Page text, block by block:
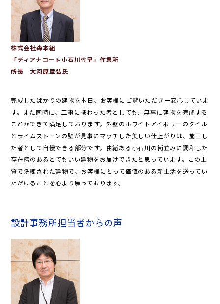
株式会社森本組
「ディアナコート小石川竹早」作業所
所長 大河原章弘氏
完成したばかりの建物を本日、お客様にご覧いただき一安心していま
す。また同時に、工事に携わった者としても、無事に建物を完成する
ことができて満足しております。外壁のホワイトアイボリーのタイル
とライムストーンの壁が見事にマッチした美しい仕上がりは、施工し
た者として自慢できる部分です。由緒ある小石川の街並みに調和した
存在感のあるとてもいい建物をお届けできたと思っています。この上
質で洗練された建物で、お客様にとって価値のある新生活を送ってい
ただけることを心より願っております。
設計事務所担当者からの声